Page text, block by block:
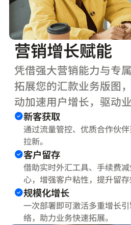
营销增长赋能
凭借强大营销能力与专
拓展您的汇款业务版图
动加速用户增长，驱动
新客获取
通过流量管控、优质合作伙
拉新。
客户留存
借助实时外汇工具、手续费
心，增强客户粘性，提升留存
规模化增长
一次部署即可激活多重增长
络，助力业务快速拓展。